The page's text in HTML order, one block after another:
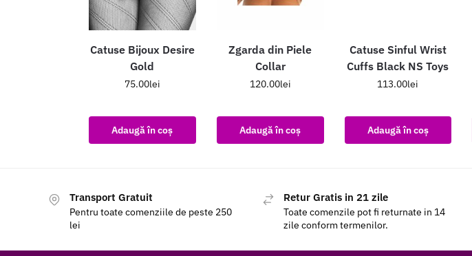
Catuse Bijoux Desire
Gold
75.00lei
Adaugă în coș
Zgarda din Piele
Collar
120.00lei
Adaugă în coș
Catuse Sinful Wrist
Cuffs Black NS Toys
113.00lei
Adaugă în coș
Transport Gratuit
Pentru toate comenziile de peste 250
lei
Retur Gratis in 21 zile
Toate comenzile pot fi returnate in 14
zile conform termenilor.